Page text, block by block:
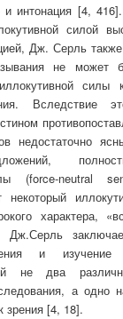
и интонация [4,
силой
Дж. Серль также
не может
силы
Вследствие
недостаточно
(force-neutral
некоторый
характера,
Дж.Серль
и изучение
не два
а одно
зрения [4, 18].